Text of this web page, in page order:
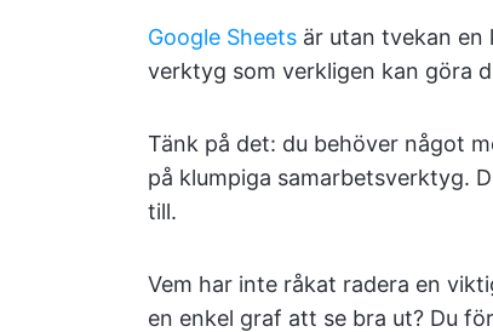
Google Sheets är utan tvekan en
verktyg som verkligen kan göra
Tänk på det: du behöver något
på klumpiga samarbetsverktyg.
till.
Vem har inte råkat radera en
en enkel graf att se bra ut? Du